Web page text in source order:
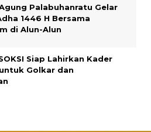
Palabuhanratu Gelar
1446 H Bersama
di Alun-Alun
Siap Lahirkan Kader
Golkar dan